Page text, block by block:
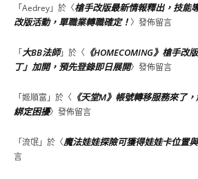
「Aedrey」於〈槍手改版最新情報釋出，技能
改版活動，單職業轉職確定！〉發佈留言
「大BB法師」於〈 《HOMECOMING》槍手改
丁」加開，預先登錄即日展開〉發佈留言
「姬順富 」於〈 《天堂M》帳號轉移服務來了
綁定困擾〉發佈留言
「流氓」於〈魔法娃娃探險可獲得娃娃卡位置
言